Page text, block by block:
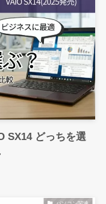
SX14 どっちを選